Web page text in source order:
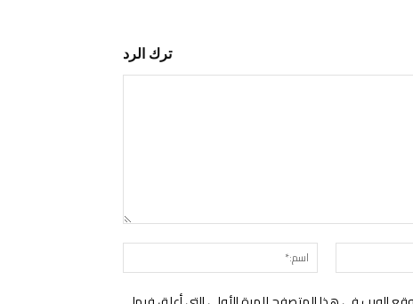
ترك الرد
التعليق:
اسم:*
البريد
الإلكتروني:*